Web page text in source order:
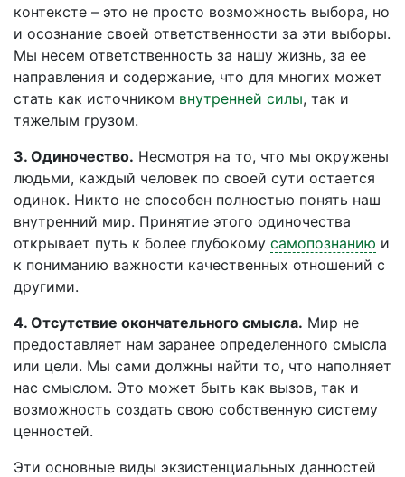
контексте – это не просто возможность выбора, но
и осознание своей ответственности за эти выборы.
Мы несем ответственность за нашу жизнь, за ее
направления и содержание, что для многих может
стать как источником внутренней силы, так и
тяжелым грузом.
3. Одиночество. Несмотря на то, что мы окружены
людьми, каждый человек по своей сути остается
одинок. Никто не способен полностью понять наш
внутренний мир. Принятие этого одиночества
открывает путь к более глубокому самопознанию и
к пониманию важности качественных отношений с
другими.
4. Отсутствие окончательного смысла. Мир не
предоставляет нам заранее определенного смысла
или цели. Мы сами должны найти то, что наполняет
нас смыслом. Это может быть как вызов, так и
возможность создать свою собственную систему
ценностей.
Эти основные виды экзистенциальных данностей